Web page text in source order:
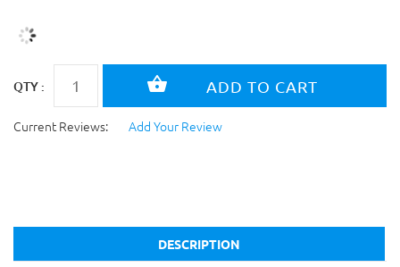
QTY :
Current Reviews: Add Your Review
DESCRIPTION